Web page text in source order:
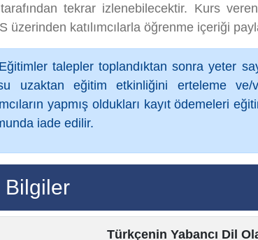
tarafından tekrar izlenebilecektir. Kurs
üzerinden katılımcılarla öğrenme içeriği
talepler toplandıktan sonra yeter
uzaktan eğitim etkinliğini erteleme ve/
yapmış oldukları kayıt ödemeleri
iade edilir.
Bilgiler
Türkçenin Yabancı Dil